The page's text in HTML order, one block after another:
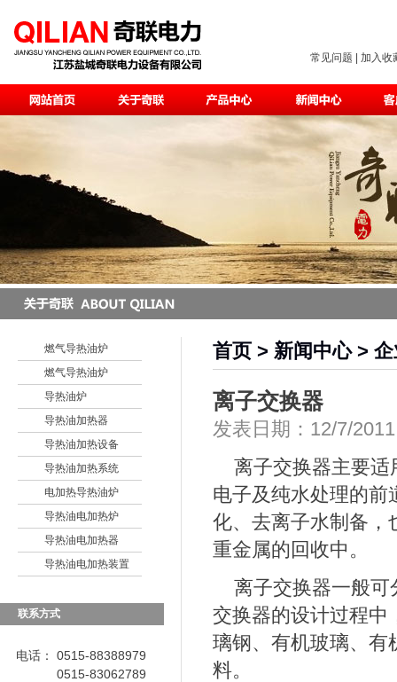
常见问题 加入收
燃气导热油炉
燃气导热油炉
导热油炉
导热油加热器
导热油加热设备
导热油加热系统
电加热导热油炉
导热油电加热炉
导热油电加热器
导热油电加热装置
联系方式
电话： 0515-88388979
0515-83062789
首页 > 新闻中心 >
离子交换器
发表日期：12/7/
离子交换器主要适
电子及纯水处理的前
化、去离子水制备，
重金属的回收中。
离子交换器一般可
交换器的设计过程中
璃钢、有机玻璃、有
料。